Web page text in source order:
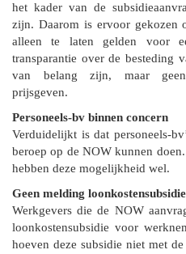
het kader van de
zijn. Daarom is ervoor gekozen
alleen te laten gelden voor
transparantie over de besteding
van belang zijn, maar geen
prijsgeven.
Personeels-bv binnen concern
Verduidelijkt is dat personeels-
beroep op de NOW kunnen
hebben deze mogelijkheid wel.
Geen melding loonkostensubsidie
Werkgevers die de NOW
loonkostensubsidie voor
hoeven deze subsidie niet met